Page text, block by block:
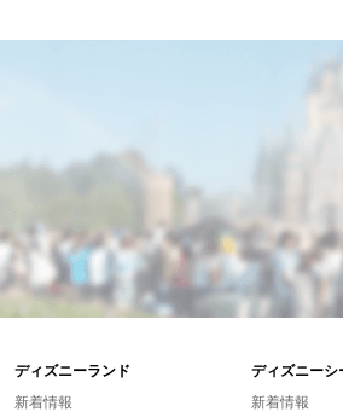
ディズニーランド ディズニーシ
新着情報
新着情報